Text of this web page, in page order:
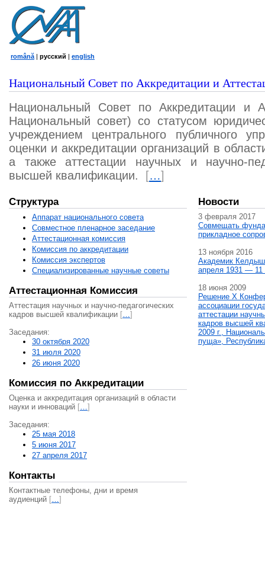
română | русский | english
Национальный Совет по Аккредитации и
Национальный Совет по Аккредитации и
Национальный совет) со статусом
учреждением центрального публичного
оценки и аккредитации организаций в
а также аттестации научных и научно-
высшей квалификации.
[…]
Структура
Аппарат национального совета
Совместное пленарное заседание
Аттестационная комисcия
Комиссия по аккредитации
Комиссия экспертов
Специализированные научные советы
Аттестационная Комиссия
Аттестация научных и научно-педагогических
кадров высшей квалификации […]
Заседания:
30 октября 2020
31 июля 2020
26 июня 2020
Комиссия по Аккредитации
Оценка и аккредитация организаций в области
науки и инноваций […]
Заседания:
25 мая 2018
5 июня 2017
27 апреля 2017
Контакты
Контактные телефоны, дни и время
аудиенций […]
Новости
3 февраля 2017
Совмещать
прикладное
13 ноября 2016
Академик
апреля 1931 — 11
18 июня 2009
Решение X
ассоциации
аттестации
кадров высшей
2009 г.,
пуща»,